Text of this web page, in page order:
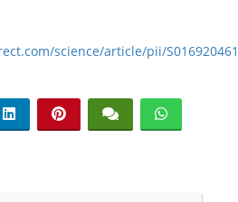
science/article/pii/